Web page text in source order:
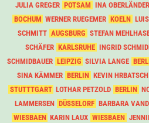
JULIA GREGER POTSAM INA OBERLÄNDER
BOCHUM WERNER RUEGEMER KOELN
SCHMITT AUGSBURG STEFAN
SCHÄFER KARLSRUHE INGRID
SCHMIDBAUER LEIPZIG SILVIA LANGE
SINA KÄMMER BERLIN KEVIN HRBATSCH
STUTTTGART LOTHAR PETZOLD BERLIN
LAMMERSEN DÜSSELORF BARBARA
WIESBAEN KARIN LAUX WIESBAEN